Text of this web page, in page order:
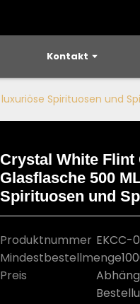
Kontakt
Spirituosen und
Loading...
Loading...
Crystal White Flint
Glasflasche 500
Spirituosen und
Produktnummer EKCC-
Mindestbestellmenge
Preis